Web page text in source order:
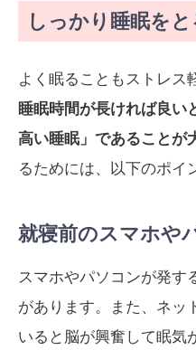
しっかり睡眠をと
よく眠ることもストレス
睡眠時間が長ければ良い
高い睡眠」であることが
るためには、以下のポイ
就寝前のスマホや
スマホやパソコンが発す
があります。また、ネッ
いると脳が興奮して眠気